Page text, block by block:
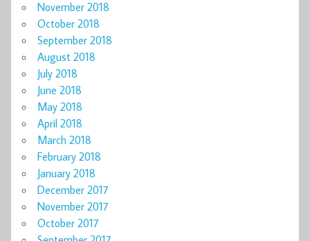
November 2018
October 2018
September 2018
August 2018
July 2018
June 2018
May 2018
April 2018
March 2018
February 2018
January 2018
December 2017
November 2017
October 2017